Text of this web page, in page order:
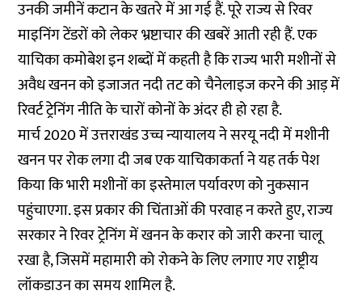
उनकी जमीनें कटान के खतरे में आ गई हैं. पूरे राज्य से रिवर
माइनिंग टेंडरों को लेकर भ्रष्टाचार की खबरें आती रही हैं. एक
याचिका कमोबेश इन शब्दों में कहती है कि राज्य भारी मशीनों से
अवैध खनन को इजाजत नदी तट को चैनेलाइज करने की आड़ में
रिवर्ट ट्रेनिंग नीति के चारों कोनों के अंदर ही हो रहा है.
मार्च 2020 में उत्तराखंड उच्च न्यायालय ने सरयू नदी में मशीनी
खनन पर रोक लगा दी जब एक याचिकाकर्ता ने यह तर्क पेश
किया कि भारी मशीनों का इस्तेमाल पर्यावरण को नुकसान
पहुंचाएगा.‌ इस प्रकार की चिंताओं की परवाह न करते हुए, राज्य
सरकार ने रिवर ट्रेनिंग में खनन के करार को जारी करना चालू
रखा है, जिसमें महामारी को रोकने के लिए लगाए गए राष्ट्रीय
लॉकडाउन का समय शामिल है.